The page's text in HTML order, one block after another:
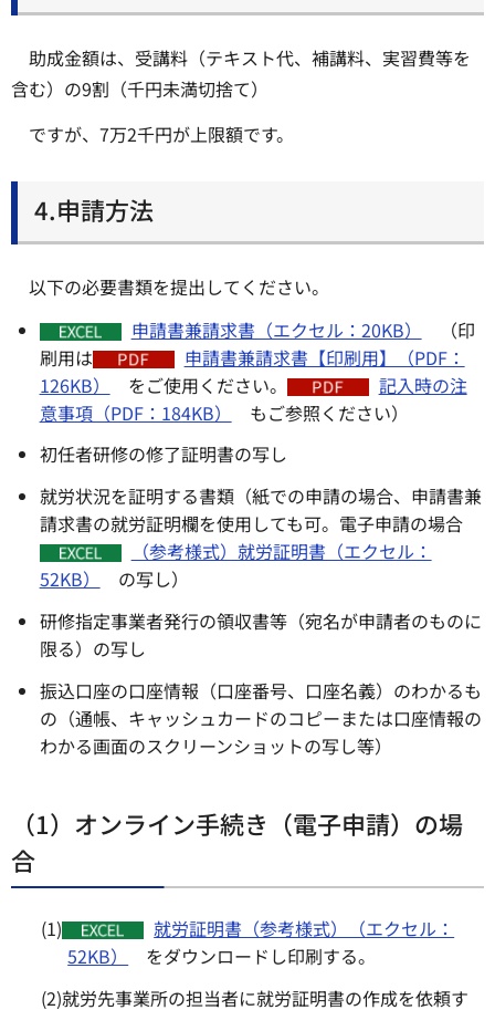
助成金額は、受講料（テキスト代、補講料、実習費等を
含む）の9割（千円未満切捨て）
ですが、7万2千円が上限額です。
4.申請方法
以下の必要書類を提出してください。
申請書兼請求書（エクセル：20KB）
（印
刷用は
申請書兼請求書【印刷用】（PDF：
126KB）
をご使用ください。
記入時の注
意事項（PDF：184KB）
もご参照ください）
初任者研修の修了証明書の写し
就労状況を証明する書類（紙での申請の場合、申請書兼
請求書の就労証明欄を使用しても可。電子申請の場合
（参考様式）就労証明書（エクセル：
52KB）
の写し）
研修指定事業者発行の領収書等（宛名が申請者のものに
限る）の写し
振込口座の口座情報（口座番号、口座名義）のわかるも
の（通帳、キャッシュカードのコピーまたは口座情報の
わかる画面のスクリーンショットの写し等）
（1）オンライン手続き（電子申請）の場
合
(1)
就労証明書（参考様式）（エクセル：
52KB）
をダウンロードし印刷する。
(2)就労先事業所の担当者に就労証明書の作成を依頼す